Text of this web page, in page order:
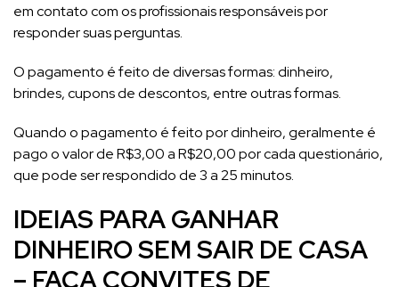
em contato com os profissionais responsáveis por
responder suas perguntas.
O pagamento é feito de diversas formas: dinheiro,
brindes, cupons de descontos, entre outras formas.
Quando o pagamento é feito por dinheiro, geralmente é
pago o valor de R$3,00 a R$20,00 por cada questionário,
que pode ser respondido de 3 a 25 minutos.
IDEIAS PARA GANHAR
DINHEIRO SEM SAIR DE CASA
– FAÇA CONVITES DE